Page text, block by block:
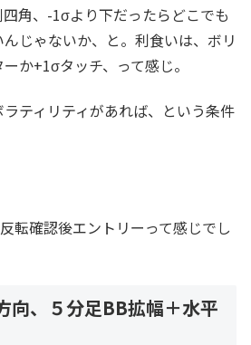
角、-1σより下だったらどこでも
じゃないか、と。利食いは、ボリ
か+1σタッチ、って感じ。
ティリティがあれば、という条件
転確認後エントリーって感じでし
向、５分足BB拡幅＋水平